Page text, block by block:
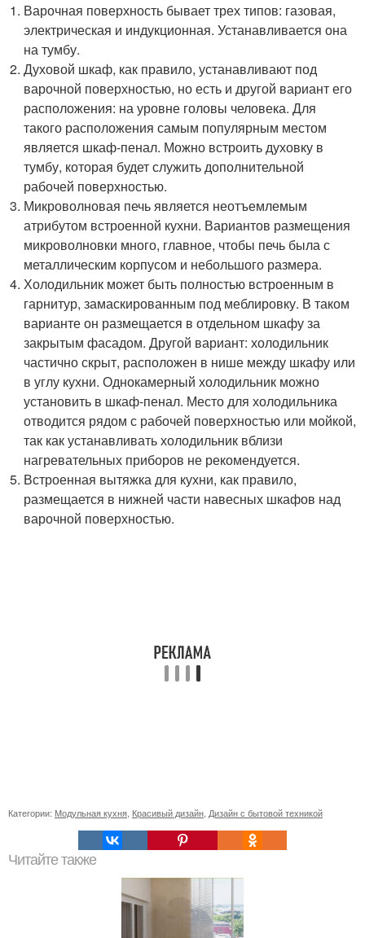
Варочная поверхность бывает трех типов: газовая,
электрическая и индукционная. Устанавливается она
на тумбу.
Духовой шкаф, как правило, устанавливают под
варочной поверхностью, но есть и другой вариант его
расположения: на уровне головы человека. Для
такого расположения самым популярным местом
является шкаф-пенал. Можно встроить духовку в
тумбу, которая будет служить дополнительной
рабочей поверхностью.
Микроволновая печь является неотъемлемым
атрибутом встроенной кухни. Вариантов размещения
микроволновки много, главное, чтобы печь была с
металлическим корпусом и небольшого размера.
Холодильник может быть полностью встроенным в
гарнитур, замаскированным под меблировку. В таком
варианте он размещается в отдельном шкафу за
закрытым фасадом. Другой вариант: холодильник
частично скрыт, расположен в нише между шкафу или
в углу кухни. Однокамерный холодильник можно
установить в шкаф-пенал. Место для холодильника
отводится рядом с рабочей поверхностью или мойкой,
так как устанавливать холодильник вблизи
нагревательных приборов не рекомендуется.
Встроенная вытяжка для кухни, как правило,
размещается в нижней части навесных шкафов над
варочной поверхностью.
Категории: Модульная кухня Красивый дизайн Дизайн с бытовой техникой
Читайте также